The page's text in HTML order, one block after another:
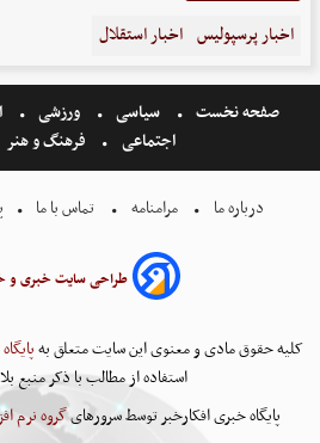
اخبار پرسپولیس اخبار استقلال
صفحه نخست سیاسی ورزشی
اجتماعی
فرهنگ و هنر
درباره ما مرامنامه تماس با ما
طراحی سایت خبری و
کلیه حقوق مادی و معنوی این سایت متعلق به
استفاده از مطالب با ذکر منبع
پایگاه خبری افکارخبر توسط سرورهایگروه نرم